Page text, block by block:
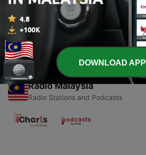
1 - Tugas Sekolah
06 Jan 2021
Radio Malaysia
Radio Stations and Podcasts
DOWNLOAD APP